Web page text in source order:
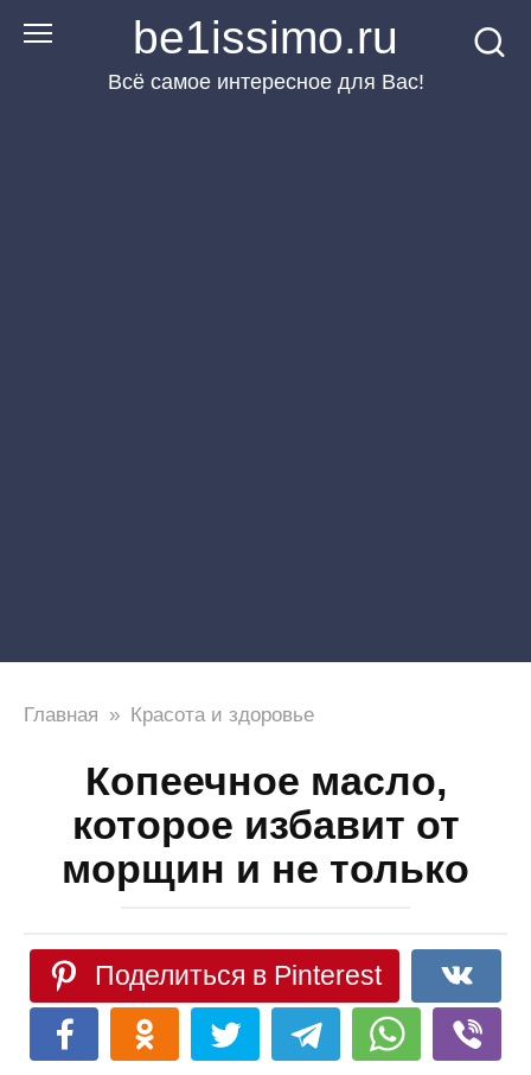
Перейти
be1issimo.ru
Всё самое интересное для Вас!
Главная » Красота и здоровье
Копеечное масло,
которое избавит от
морщин и не только
Поделиться в Pinterest